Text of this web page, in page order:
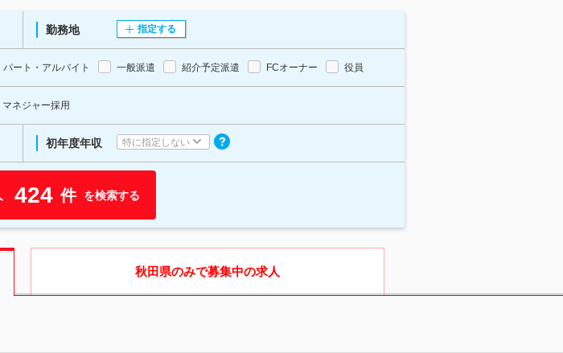
勤務地 指定する
パート・アルバイト 一般派遣 紹介予定派遣 FCオーナー 役員
マネジャー採用
初年度年収 特に指定しない
424 件 を検索する
秋田県のみで募集中の求人